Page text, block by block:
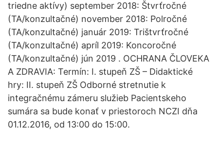
triedne aktívy) september 2018: Štvrťročné
(TA/konzultačné) november 2018: Polročné
(TA/konzultačné) január 2019: Trištvrťročné
(TA/konzultačné) apríl 2019: Koncoročné
(TA/konzultačné) jún 2019 . OCHRANA ČLOVEKA
A ZDRAVIA: Termín: I. stupeň ZŠ – Didaktické
hry: II. stupeň ZŠ Odborné stretnutie k
integračnému zámeru služieb Pacientskeho
sumára sa bude konať v priestoroch NCZI dňa
01.12.2016, od 13:00 do 15:00.